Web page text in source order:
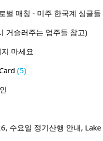
벌 매칭 - 미주 한국계 싱글들
거슬러주는 업주들 참고)
마세요
(5)
수요일 정기산행 안내,